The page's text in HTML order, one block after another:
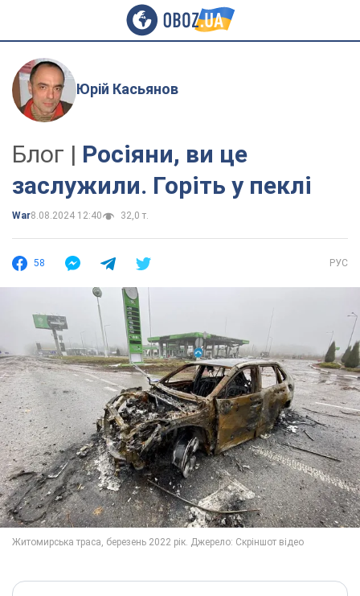
Юрій Касьянов
Блог | Росіяни, ви це
заслужили. Горіть у пеклі
War8.08.2024 12:40 32,0 т.
58 РУС